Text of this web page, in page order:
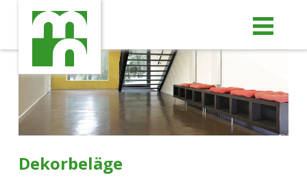
Dekorbeläge